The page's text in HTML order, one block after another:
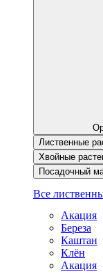
Лиственные
Хвойные
Посадочный
Все
Акация
Береза
Каштан
Клён
Акация